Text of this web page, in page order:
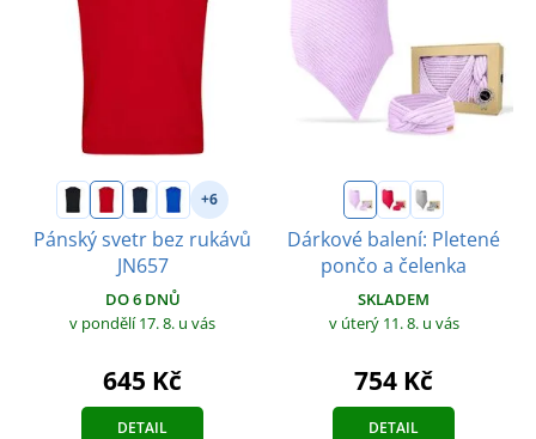
+6
Pánský svetr bez rukávů
JN657
DO 6 DNŮ
v pondělí 17. 8. u vás
645 Kč
DETAIL
Dárkové balení: Pletené
pončo a čelenka
SKLADEM
v úterý 11. 8. u vás
754 Kč
DETAIL